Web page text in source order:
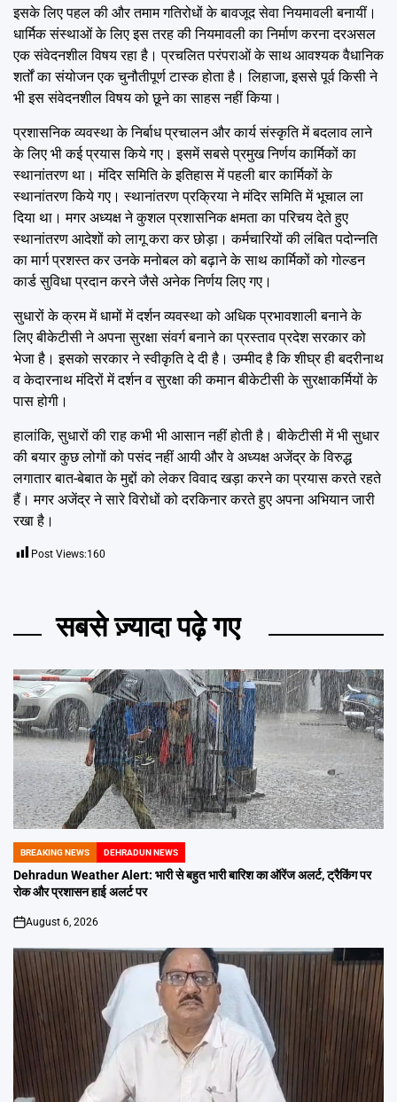
इसके लिए पहल की और तमाम गतिरोधों के बावजूद सेवा नियमावली बनायीं।
धार्मिक संस्थाओं के लिए इस तरह की नियमावली का निर्माण करना दरअसल
एक संवेदनशील विषय रहा है। प्रचलित परंपराओं के साथ आवश्यक वैधानिक
शर्तों का संयोजन एक चुनौतीपूर्ण टास्क होता है। लिहाजा, इससे पूर्व किसी ने
भी इस संवेदनशील विषय को छूने का साहस नहीं किया।
प्रशासनिक व्यवस्था के निर्बाध प्रचालन और कार्य संस्कृति में बदलाव लाने
के लिए भी कई प्रयास किये गए। इसमें सबसे प्रमुख निर्णय कार्मिकों का
स्थानांतरण था। मंदिर समिति के इतिहास में पहली बार कार्मिकों के
स्थानांतरण किये गए। स्थानांतरण प्रक्रिया ने मंदिर समिति में भूचाल ला
दिया था। मगर अध्यक्ष ने कुशल प्रशासनिक क्षमता का परिचय देते हुए
स्थानांतरण आदेशों को लागू करा कर छोड़ा। कर्मचारियों की लंबित पदोन्नति
का मार्ग प्रशस्त कर उनके मनोबल को बढ़ाने के साथ कार्मिकों को गोल्डन
कार्ड सुविधा प्रदान करने जैसे अनेक निर्णय लिए गए।
सुधारों के क्रम में धामों में दर्शन व्यवस्था को अधिक प्रभावशाली बनाने के
लिए बीकेटीसी ने अपना सुरक्षा संवर्ग बनाने का प्रस्ताव प्रदेश सरकार को
भेजा है। इसको सरकार ने स्वीकृति दे दी है। उम्मीद है कि शीघ्र ही बदरीनाथ
व केदारनाथ मंदिरों में दर्शन व सुरक्षा की कमान बीकेटीसी के सुरक्षाकर्मियों के
पास होगी।
हालांकि, सुधारों की राह कभी भी आसान नहीं होती है। बीकेटीसी में भी सुधार
की बयार कुछ लोगों को पसंद नहीं आयी और वे अध्यक्ष अजेंद्र के विरुद्ध
लगातार बात-बेबात के मुद्दों को लेकर विवाद खड़ा करने का प्रयास करते रहते
हैं। मगर अजेंद्र ने सारे विरोधों को दरकिनार करते हुए अपना अभियान जारी
रखा है।
Post Views:160
सबसे ज़्यादा पढ़े गए
POSTED
IN
BREAKING NEWS DEHRADUN NEWS
Dehradun Weather Alert: भारी से बहुत भारी बारिश का ऑरेंज अलर्ट, ट्रैकिंग पर
रोक और प्रशासन हाई अलर्ट पर
on
August 6, 2026